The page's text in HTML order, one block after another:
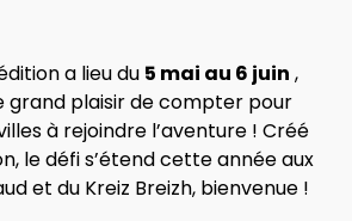
a lieu du 5 mai au 6 juin ,
grand plaisir de compter pour
à rejoindre l’aventure ! Créé
le défi s’étend cette année aux
et du Kreiz Breizh, bienvenue !